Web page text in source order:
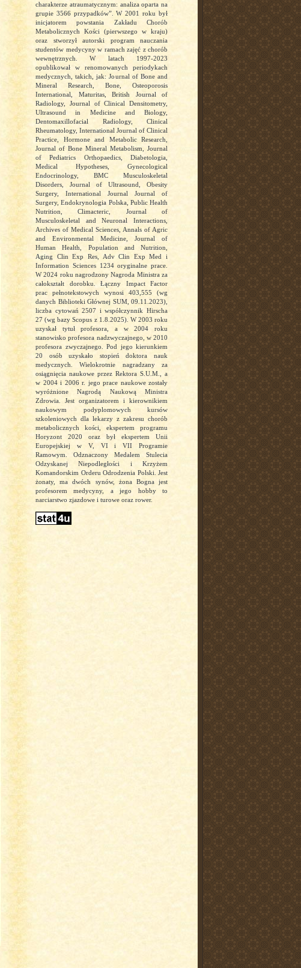
charakterze atraumatycznym: analiza oparta na
grupie 3566 przypadków”. W 2001 roku był
inicjatorem powstania Zakładu Chorób
Metabolicznych Kości (pierwszego w kraju)
oraz stworzył autorski program nauczania
studentów medycyny w ramach zajęć z chorób
wewnętrznych. W latach 1997-2023
opublikował w renomowanych periodykach
medycznych, takich, jak: Journal of Bone and
Mineral Research, Bone, Osteoporosis
International, Maturitas, British Journal of
Radiology, Journal of Clinical Densitometry,
Ultrasound in Medicine and Biology,
Dentomaxillofacial Radiology, Clinical
Rheumatology, International Journal of Clinical
Practice, Hormone and Metabolic Research,
Journal of Bone Mineral Metabolism, Journal
of Pediatrics Orthopaedics, Diabetologia,
Medical Hypotheses, Gynecological
Endocrinology, BMC Musculoskeletal
Disorders, Journal of Ultrasound, Obesity
Surgery, International Journal Journal of
Surgery, Endokrynologia Polska, Public Health
Nutrition, Climacteric, Journal of
Musculoskeletal and Neuronal Interactions,
Archives of Medical Sciences, Annals of Agric
and Environmental Medicine, Journal of
Human Health, Population and Nutrition,
Aging Clin Exp Res, Adv Clin Exp Med i
Information Sciences 1234 oryginalne prace.
W 2024 roku nagrodzony Nagroda Ministra za
całokształt dorobku. Łączny Impact Factor
prac pełnotekstowych wynosi 403,555 (wg
danych Biblioteki Głównej SUM, 09.11.2023),
liczba cytowań 2507 i współczynnik Hirscha
27 (wg bazy Scopus z 1.8.2025). W 2003 roku
uzyskał tytuł profesora, a w 2004 roku
stanowisko profesora nadzwyczajnego, w 2010
profesora zwyczajnego. Pod jego kierunkiem
20 osób uzyskało stopień doktora nauk
medycznych. Wielokrotnie nagradzany za
osiągnięcia naukowe przez Rektora S.U.M., a
w 2004 i 2006 r. jego prace naukowe zostały
wyróżnione Nagrodą Naukową Ministra
Zdrowia. Jest organizatorem i kierownikiem
naukowym podyplomowych kursów
szkoleniowych dla lekarzy z zakresu chorób
metabolicznych kości, ekspertem programu
Horyzont 2020 oraz był ekspertem Unii
Europejskiej w V, VI i VII Programie
Ramowym. Odznaczony Medalem Stulecia
Odzyskanej Niepodległości i Krzyżem
Komandorskim Orderu Odrodzenia Polski. Jest
żonaty, ma dwóch synów, żona Bogna jest
profesorem medycyny, a jego hobby to
narciarstwo zjazdowe i turowe oraz rower.